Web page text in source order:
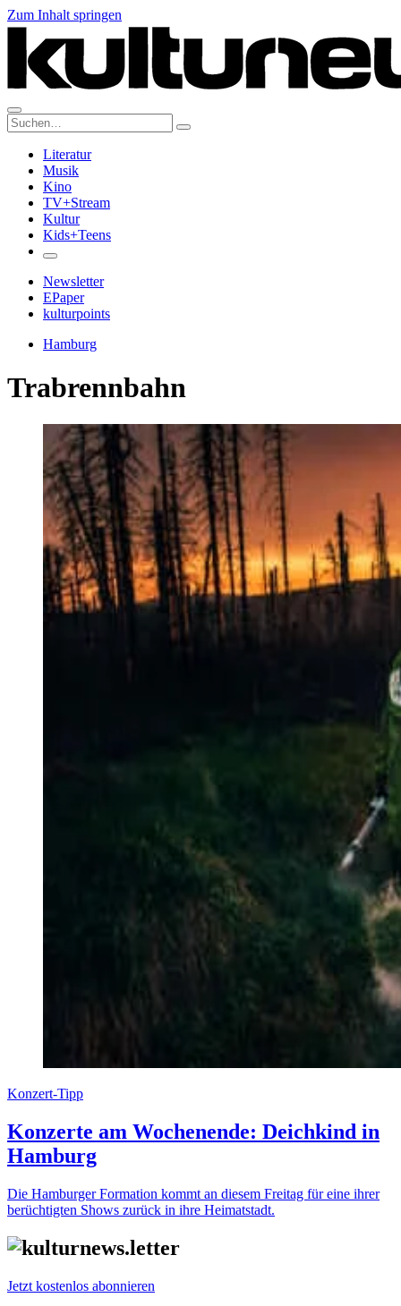
Zum Inhalt springen
Suche:
Literatur
Musik
Kino
TV+Stream
Kultur
Kids+Teens
Newsletter
EPaper
kulturpoints
Hamburg
Trabrennbahn
Konzert-Tipp
Konzerte am Wochenende: Deichkind in
Hamburg
Die Hamburger Formation kommt an diesem Freitag für eine ihrer
berüchtigten Shows zurück in ihre Heimatstadt.
Jetzt kostenlos abonnieren